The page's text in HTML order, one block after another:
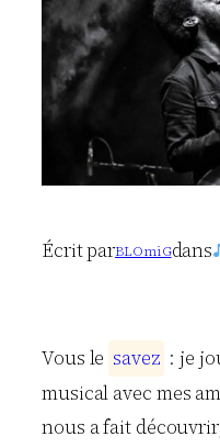
Écrit parBLOmiGdans
Vous le savez : je
musical avec mes
nous a fait